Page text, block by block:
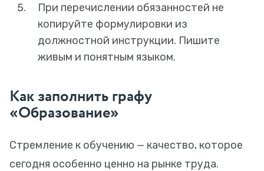
При перечислении обязанностей не
копируйте формулировки из
должностной инструкции. Пишите
живым и понятным языком.
Как заполнить графу
«Образование»
Стремление к обучению — качество, которое
сегодня особенно ценно на рынке труда.